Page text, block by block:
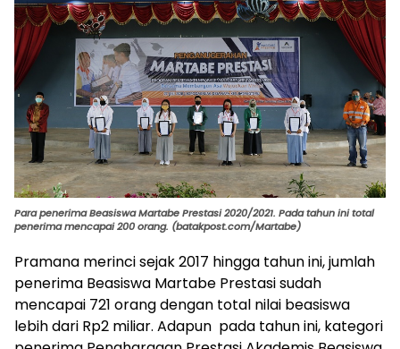
Para penerima Beasiswa Martabe Prestasi 2020/2021. Pada tahun ini total
penerima mencapai 200 orang. (batakpost.com/Martabe)
Pramana merinci sejak 2017 hingga tahun ini, jumlah
penerima Beasiswa Martabe Prestasi sudah
mencapai 721 orang dengan total nilai beasiswa
lebih dari Rp2 miliar. Adapun pada tahun ini, kategori